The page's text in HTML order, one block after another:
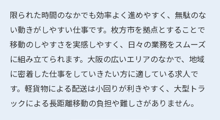
限られた時間のなかでも効率よく進めやすく、無駄のな
い動きがしやすい仕事です。枚方市を拠点とすることで
移動のしやすさを実感しやすく、日々の業務をスムーズ
に組み立てられます。大阪の広いエリアのなかで、地域
に密着した仕事をしていきたい方に適している求人で
す。軽貨物による配送は小回りが利きやすく、大型トラ
ックによる長距離移動の負担や難しさがありません。